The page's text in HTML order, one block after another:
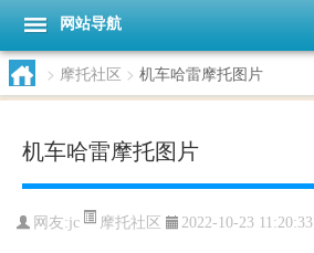
网站导航
> 摩托社区 > 机车哈雷摩托图片
机车哈雷摩托图片
网友:jc 摩托社区 2022-10-23 11:20:33